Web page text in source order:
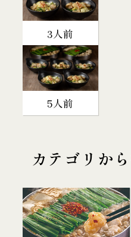
3人前
5人前
カテゴリか